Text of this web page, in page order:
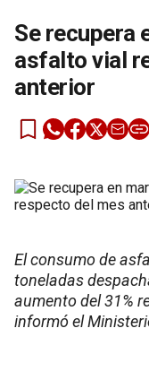
Se recupera
asfalto vial
anterior
El consumo de
toneladas
aumento del 31%
informó el